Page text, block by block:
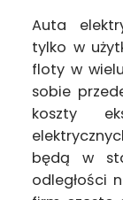
Auta
tylko w
floty w
sobie
koszty
będą w
odległości